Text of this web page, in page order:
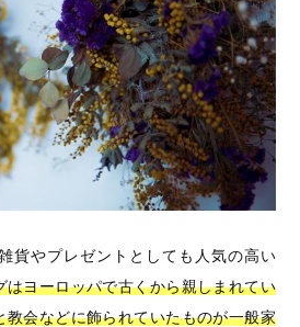
貨やプレゼントとしても人気の高い
はヨーロッパで古くから親しまれてい
教会などに飾られていたものが一般家